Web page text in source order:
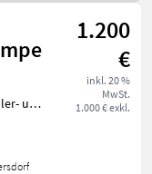
1.200
€
inkl. 20 %
MwSt.
1.000 € exkl.